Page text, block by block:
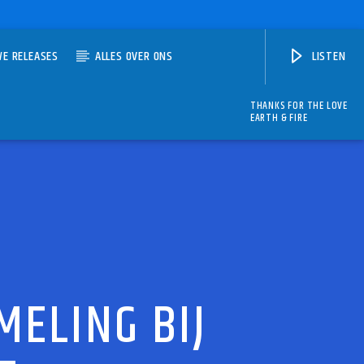
RELEASES ALLES OVER ONS LISTEN
THANKS FOR THE LOVE
EARTH & FIRE
BIJ